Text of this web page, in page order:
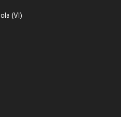
(VI)